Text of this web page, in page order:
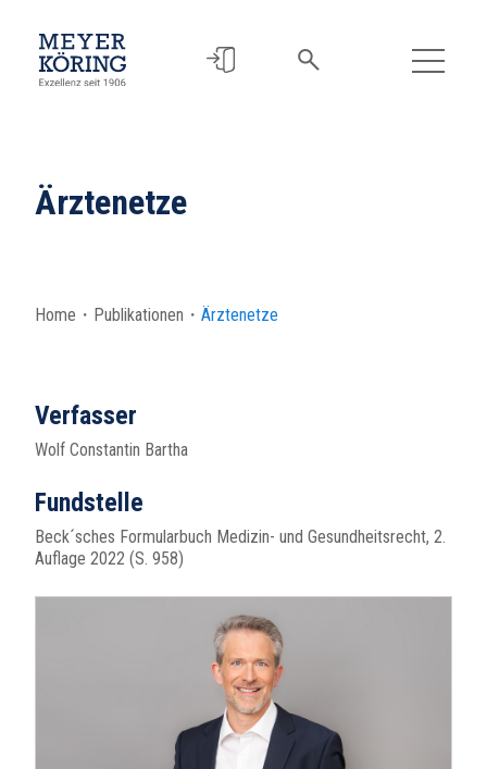
Ärztenetze
Home ・ Publikationen ・ Ärztenetze
Verfasser
Wolf Constantin Bartha
Fundstelle
Beck´sches Formularbuch Medizin- und Gesundheitsrecht, 2.
Auflage 2022 (S. 958)